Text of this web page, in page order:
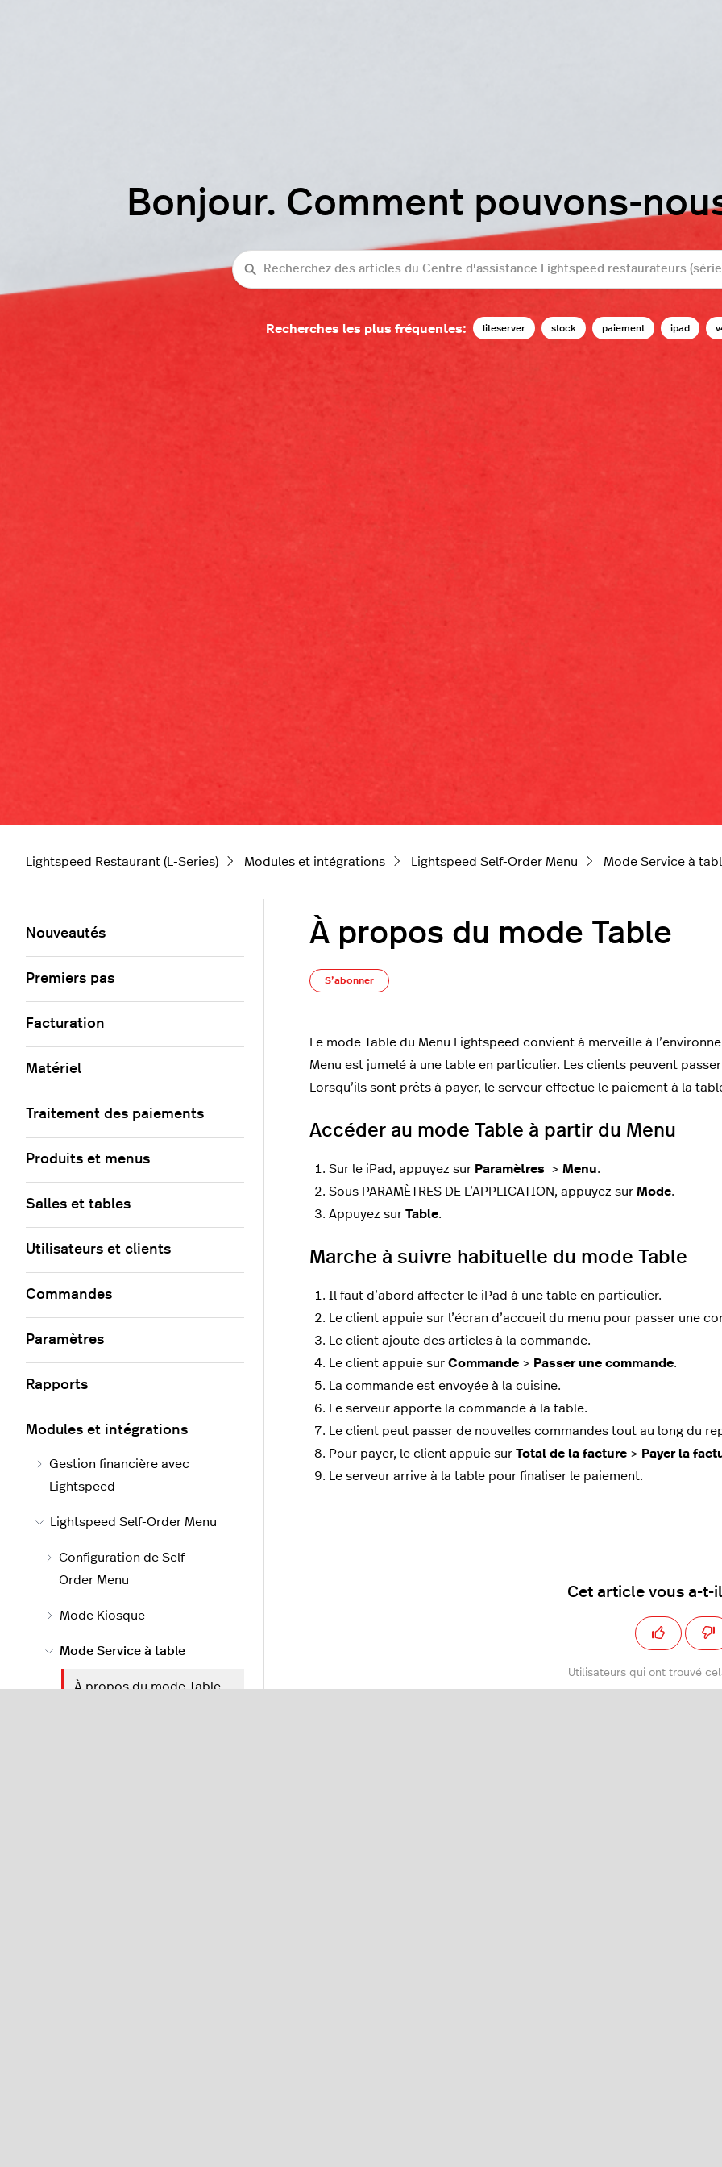
Bonjour. Comment pouvons-
Recherche
Recherches les plus fréquentes: liteserver stock paiement ipad
Lightspeed Restaurant (L-Series) Modules et intégrations Lightspeed Self-Order Menu Mode Service à
À propos du mode Table
S’abonner
Le mode Table du Menu Lightspeed convient à merveille à
Menu est jumelé à une table en particulier. Les clients peuvent
Lorsqu’ils sont prêts à payer, le serveur effectue le paiement à la
Accéder au mode Table à partir du Menu
Sur le iPad, appuyez sur Paramètres > Menu.
Sous PARAMÈTRES DE L’APPLICATION, appuyez sur Mode.
Appuyez sur Table.
Marche à suivre habituelle du mode Table
Il faut d’abord affecter le iPad à une table en particulier.
Le client appuie sur l’écran d ’accueil du menu pour passer une
Le client ajoute des articles à la commande.
Le client appuie sur Commande > Passer une commande.
La commande est envoyée à la cuisine.
Le serveur apporte la commande à la table.
Le client peut passer de nouvelles commandes tout au long du
Pour payer, le client appuie sur Total de la facture > Payer la
Le serveur arrive à la table pour finaliser le paiement.
Cet article vous a-t-
Utilisateurs qui ont trouvé
Nouveautés
Premiers pas
Facturation
Matériel
Traitement des paiements
Produits et menus
Salles et tables
Utilisateurs et clients
Commandes
Paramètres
Rapports
Modules et intégrations
Gestion financière avec
Lightspeed
Lightspeed Self-Order Menu
Configuration de Self-
Order Menu
Mode Kiosque
Mode Service à table
À propos du mode Table